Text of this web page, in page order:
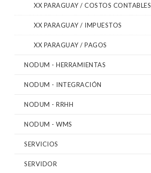
XX PARAGUAY / COSTOS CONTABLES
XX PARAGUAY / IMPUESTOS
XX PARAGUAY / PAGOS
NODUM - HERRAMIENTAS
NODUM - INTEGRACIÓN
NODUM - RRHH
NODUM - WMS
SERVICIOS
SERVIDOR